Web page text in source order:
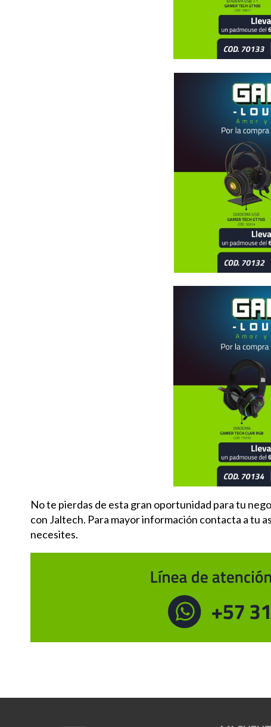
No te pierdas de esta gran oportunidad para tu
con Jaltech. Para mayor información contacta a tu
necesites.